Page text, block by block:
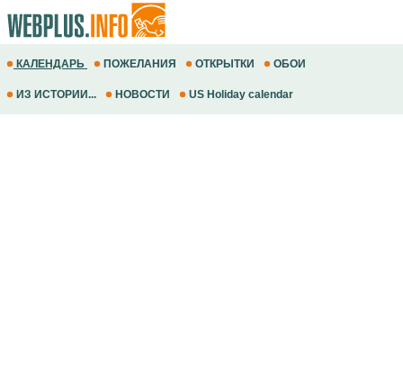
КАЛЕНДАРЬ ПОЖЕЛАНИЯ ОТКРЫТКИ ОБОИ
ИЗ ИСТОРИИ... НОВОСТИ US Holiday calendar